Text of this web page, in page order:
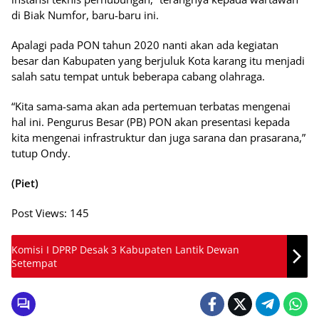
di Biak Numfor, baru-baru ini.
Apalagi pada PON tahun 2020 nanti akan ada kegiatan
besar dan Kabupaten yang berjuluk Kota karang itu menjadi
salah satu tempat untuk beberapa cabang olahraga.
“Kita sama-sama akan ada pertemuan terbatas mengenai
hal ini. Pengurus Besar (PB) PON akan presentasi kepada
kita mengenai infrastruktur dan juga sarana dan prasarana,”
tutup Ondy.
(Piet)
Post Views: 145
Komisi I DPRP Desak 3 Kabupaten Lantik Dewan
Setempat